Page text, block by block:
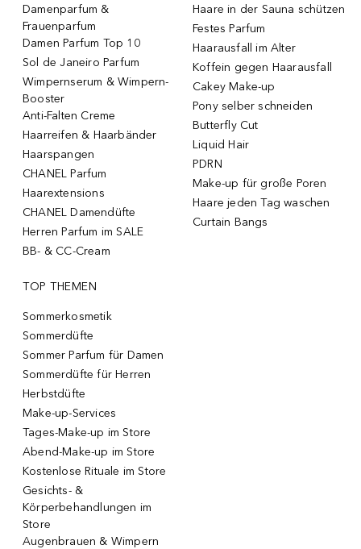
Damenparfum &
Frauenparfum
Damen Parfum Top 10
Sol de Janeiro Parfum
Wimpernserum & Wimpern-
Booster
Anti-Falten Creme
Haarreifen & Haarbänder
Haarspangen
CHANEL Parfum
Haarextensions
CHANEL Damendüfte
Herren Parfum im SALE
BB- & CC-Cream
Haare in der Sauna schützen
Festes Parfum
Haarausfall im Alter
Koffein gegen Haarausfall
Cakey Make-up
Pony selber schneiden
Butterfly Cut
Liquid Hair
PDRN
Make-up für große Poren
Haare jeden Tag waschen
Curtain Bangs
TOP THEMEN
Sommerkosmetik
Sommerdüfte
Sommer Parfum für Damen
Sommerdüfte für Herren
Herbstdüfte
Make-up-Services
Tages-Make-up im Store
Abend-Make-up im Store
Kostenlose Rituale im Store
Gesichts- &
Körperbehandlungen im
Store
Augenbrauen & Wimpern